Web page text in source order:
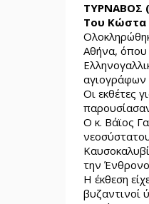
TYΡΝΑΒΟΣ
Του Κώστα
Αθήνα, όπου
αγιογράφων
Οι εκθέτες
Ο κ. Βάϊος
την
Η έκθεση
βυζαντινοί